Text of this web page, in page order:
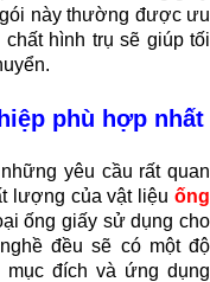
này thường được ưu
hình trụ sẽ giúp tối
phù hợp nhất
yêu cầu rất quan
lượng của vật liệu ống
ống giấy sử dụng cho
đều sẽ có một độ
đích và ứng dụng